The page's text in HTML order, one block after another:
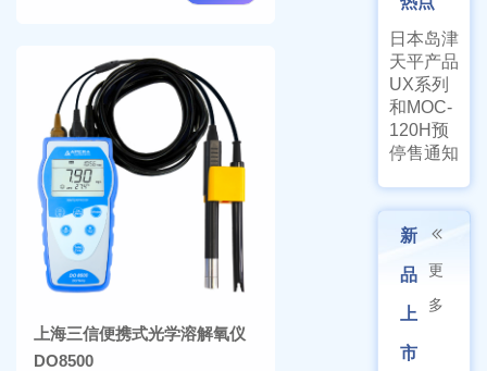
上海三信便携式光学溶解氧仪
DO8500
日本岛津
天平产品
UX系列
和MOC-
120H预
停售通知
新
品
上
市
更
多